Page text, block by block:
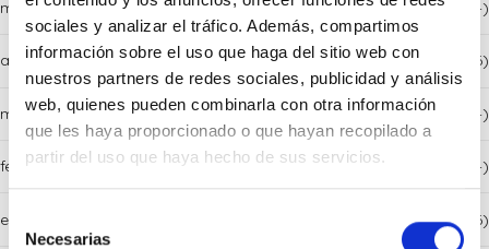
sociales y analizar el tráfico. Además, compartimos
información sobre el uso que haga del sitio web con
nuestros partners de redes sociales, publicidad y análisis
web, quienes pueden combinarla con otra información
que les haya proporcionado o que hayan recopilado a
partir del uso que haya hecho de sus servicios.
Selección
Necesarias
mayo 2026 (4)
abril 2026 (6)
marzo 2026 (4)
febrero 2026 (4)
enero 2026 (6)